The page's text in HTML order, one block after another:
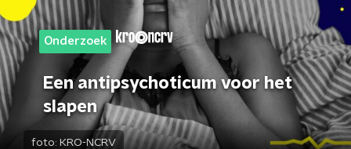
Onderzoek
Een antipsychoticum voor het
slapen
foto: KRO-NCRV